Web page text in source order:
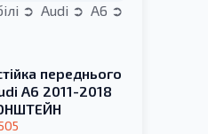
Audi
A6
переднього
A6 2011-2018